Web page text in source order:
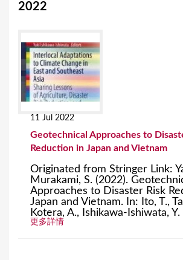
2022
11 Jul 2022
Geotechnical Approaches to
Reduction in Japan and Vietnam
Originated from Stringer Link:
Murakami, S. (2022).
Approaches to Disaster Risk
Japan and Vietnam. In: Ito, T.,
Kotera, A., Ishikawa-Ishiwata, Y.
更多詳情